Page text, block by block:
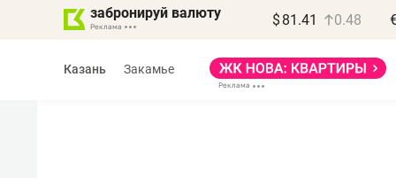
забронируй валюту $ 81.41 0.48
Казань Закамье